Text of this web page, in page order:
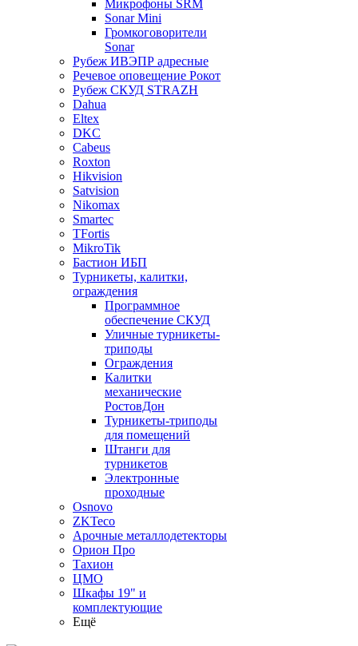
Микрофоны SRM
Sonar Mini
Громкоговорители
Sonar
Рубеж ИВЭПР адресные
Речевое оповещение Рокот
Рубеж СКУД STRAZH
Dahua
Eltex
DKC
Cabeus
Roxton
Hikvision
Satvision
Nikomax
Smartec
TFortis
MikroTik
Бастион ИБП
Турникеты, калитки,
ограждения
Программное
обеспечение СКУД
Уличные турникеты-
триподы
Ограждения
Калитки
механические
РостовДон
Турникеты-триподы
для помещений
Штанги для
турникетов
Электронные
проходные
Osnovo
ZKTeco
Арочные металлодетекторы
Орион Про
Тахион
ЦМО
Шкафы 19" и
комплектующие
Ещё